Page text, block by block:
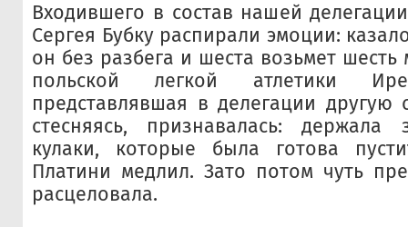
Входившего в состав нашей
Сергея Бубку распирали эмоции:
он без разбега и шеста возьмет шесть
польской легкой атлетики
представлявшая в делегации другую
стесняясь, признавалась:
кулаки, которые была готова
Платини медлил. Зато потом чуть
расцеловала.